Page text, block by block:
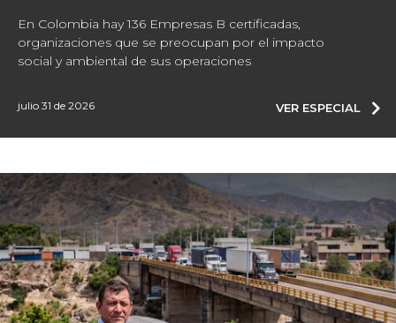
En Colombia hay 136 Empresas B certificadas,
organizaciones que se preocupan por el impacto
social y ambiental de sus operaciones
julio 31 de 2026 VER ESPECIAL